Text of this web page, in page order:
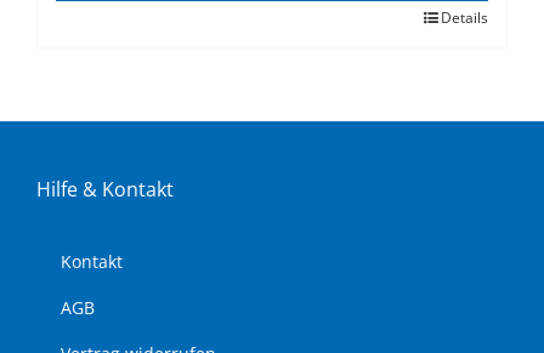
Details
Hil­fe & Kon­takt
Kon­takt
AGB